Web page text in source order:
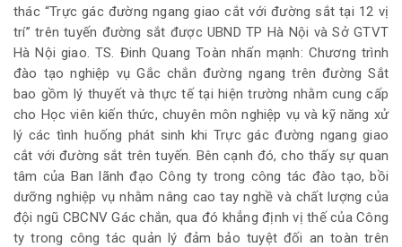
thác “Trực gác đường ngang giao cắt với đường sắt tại 12 vị
trí” trên tuyến đường sắt được UBND TP Hà Nội và Sở GTVT
Hà Nội giao. TS. Đinh Quang Toàn nhấn mạnh: Chương trình
đào tạo nghiệp vụ Gắc chắn đường ngang trên đường Sắt
bao gồm lý thuyết và thực tế tại hiện trường nhằm cung cấp
cho Học viên kiến thức, chuyên môn nghiệp vụ và kỹ năng xử
lý các tình huống phát sinh khi Trực gác đường ngang giao
cắt với đường sắt trên tuyến. Bên cạnh đó, cho thấy sự quan
tâm của Ban lãnh đạo Công ty trong công tác đào tạo, bồi
dưỡng nghiệp vụ nhằm nâng cao tay nghề và chất lượng của
đội ngũ CBCNV Gác chắn, qua đó khẳng định vị thế của Công
ty trong công tác quản lý đảm bảo tuyệt đối an toàn trên